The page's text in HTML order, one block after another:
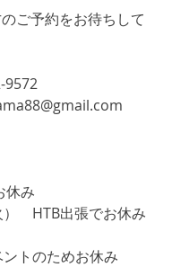
ご予約をお待ちして
9572
休み
　HTB出張でお休み
トのためお休み